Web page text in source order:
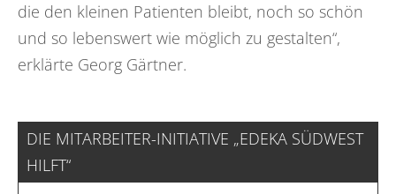
die den kleinen Patienten bleibt, noch so schön
und so lebenswert wie möglich zu gestalten“,
erklärte Georg Gärtner.
DIE MITARBEITER-INITIATIVE „EDEKA SÜDWEST
HILFT“